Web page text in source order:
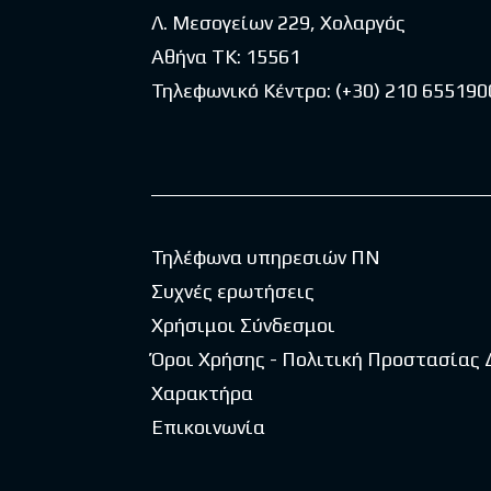
Λ. Μεσογείων 229, Χολαργός
Αθήνα ΤΚ: 15561
Τηλεφωνικό Κέντρο: (+30) 210
Τηλέφωνα υπηρεσιών ΠΝ
Συχνές ερωτήσεις
Χρήσιμοι Σύνδεσμοι
Όροι Χρήσης - Πολιτική
Χαρακτήρα
Επικοινωνία